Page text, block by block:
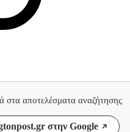
στα αποτελέσματα αναζήτησης
στην Google